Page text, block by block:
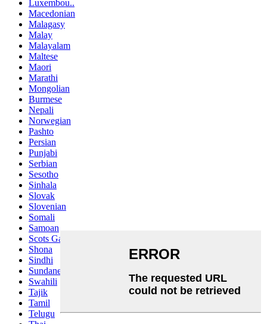
Luxembou..
Macedonian
Malagasy
Malay
Malayalam
Maltese
Maori
Marathi
Mongolian
Burmese
Nepali
Norwegian
Pashto
Persian
Punjabi
Serbian
Sesotho
Sinhala
Slovak
Slovenian
Somali
Samoan
Scots Gaelic
Shona
Sindhi
Sundanese
Swahili
Tajik
Tamil
Telugu